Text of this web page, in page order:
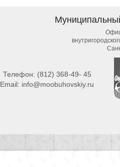
Телефон: (812) 368-49- 45
Email: info@moobuhovskiy.ru